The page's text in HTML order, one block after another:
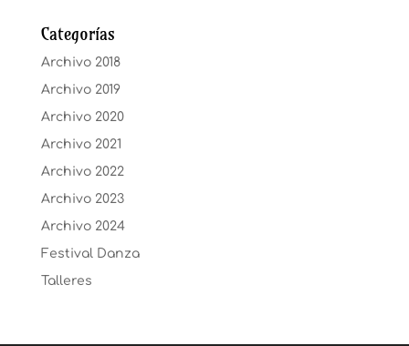
Categorías
Archivo 2018
Archivo 2019
Archivo 2020
Archivo 2021
Archivo 2022
Archivo 2023
Archivo 2024
Festival Danza
Talleres